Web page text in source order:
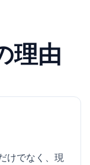
理由
けでなく、現